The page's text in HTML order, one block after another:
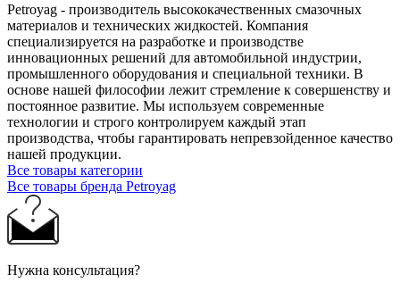
Petroyag - производитель высококачественных смазочных
материалов и технических жидкостей. Компания
специализируется на разработке и производстве
инновационных решений для автомобильной индустрии,
промышленного оборудования и специальной техники. В
основе нашей философии лежит стремление к совершенству и
постоянное развитие. Мы используем современные
технологии и строго контролируем каждый этап
производства, чтобы гарантировать непревзойденное качество
нашей продукции.
Все товары категории
Все товары бренда Petroyag
Нужна консультация?